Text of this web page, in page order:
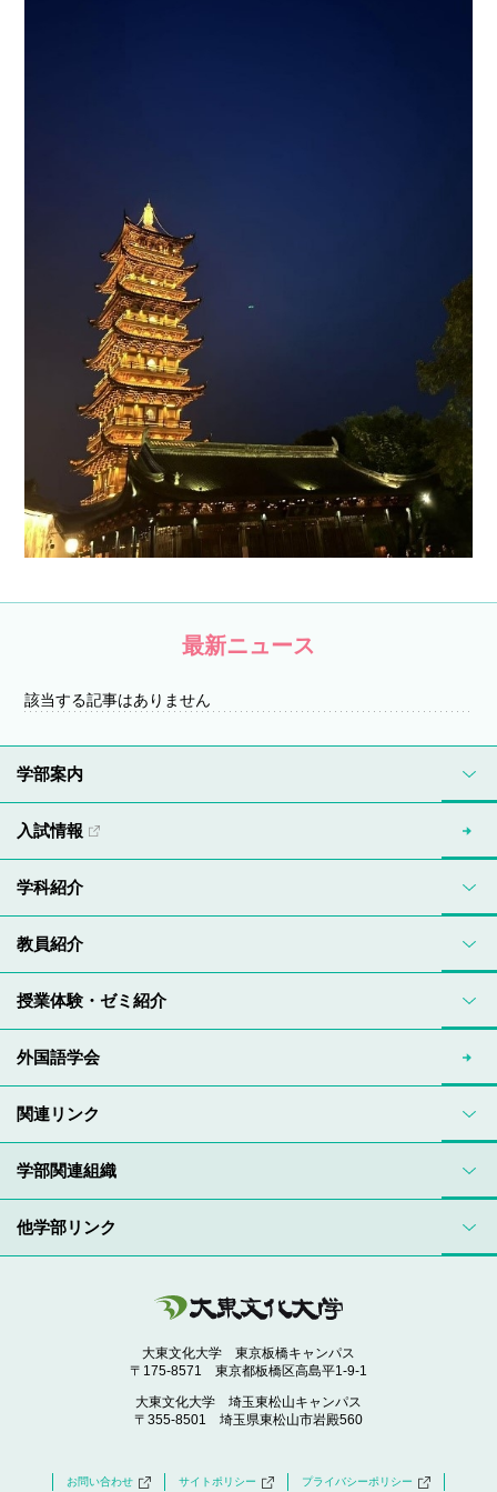
最新ニュース
該当する記事はありません
学部関連組織
他学部リンク
大東文化大学 東京板橋キャンパス
〒175-8571 東京都板橋区高島平1-9-1
大東文化大学 埼玉東松山キャンパス
〒355-8501 埼玉県東松山市岩殿560
お問い合わせ サイトポリシー プライバシーポリシー
学部案内
入試情報
学科紹介
教員紹介
授業体験・ゼミ紹介
外国語学会
関連リンク